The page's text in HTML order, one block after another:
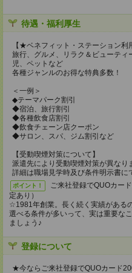
待遇・福利厚生
【★ベネフィット・ステーション利
旅行、グルメ、リラク＆ビューテ
児、ペットなど
各種ジャンルのお得な特典多数！
＜一例＞
◆テーマパーク割引
◆宿泊、旅行割引
◆各種飲食店割引
◆飲食チェーン店クーポン
◆サロン、スパ、ジム割引など
【受動喫煙対策について】
派遣先により受動喫煙対策が異なり
詳細は職場見学時及び条件明示書に
ポイント！
ご来社登録でQUOカー
定あり）
☆1981年創業。長く続く実績がある
選べる条件が多いって、実は重要な
ましょう♪
登録について
★今ならご来社登録でQUOカード